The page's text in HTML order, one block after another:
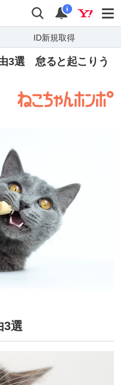
検索 通知
i
ID新規取得
3選 怠ると起こりう
3選